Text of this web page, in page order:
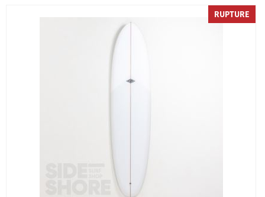
RUPTURE